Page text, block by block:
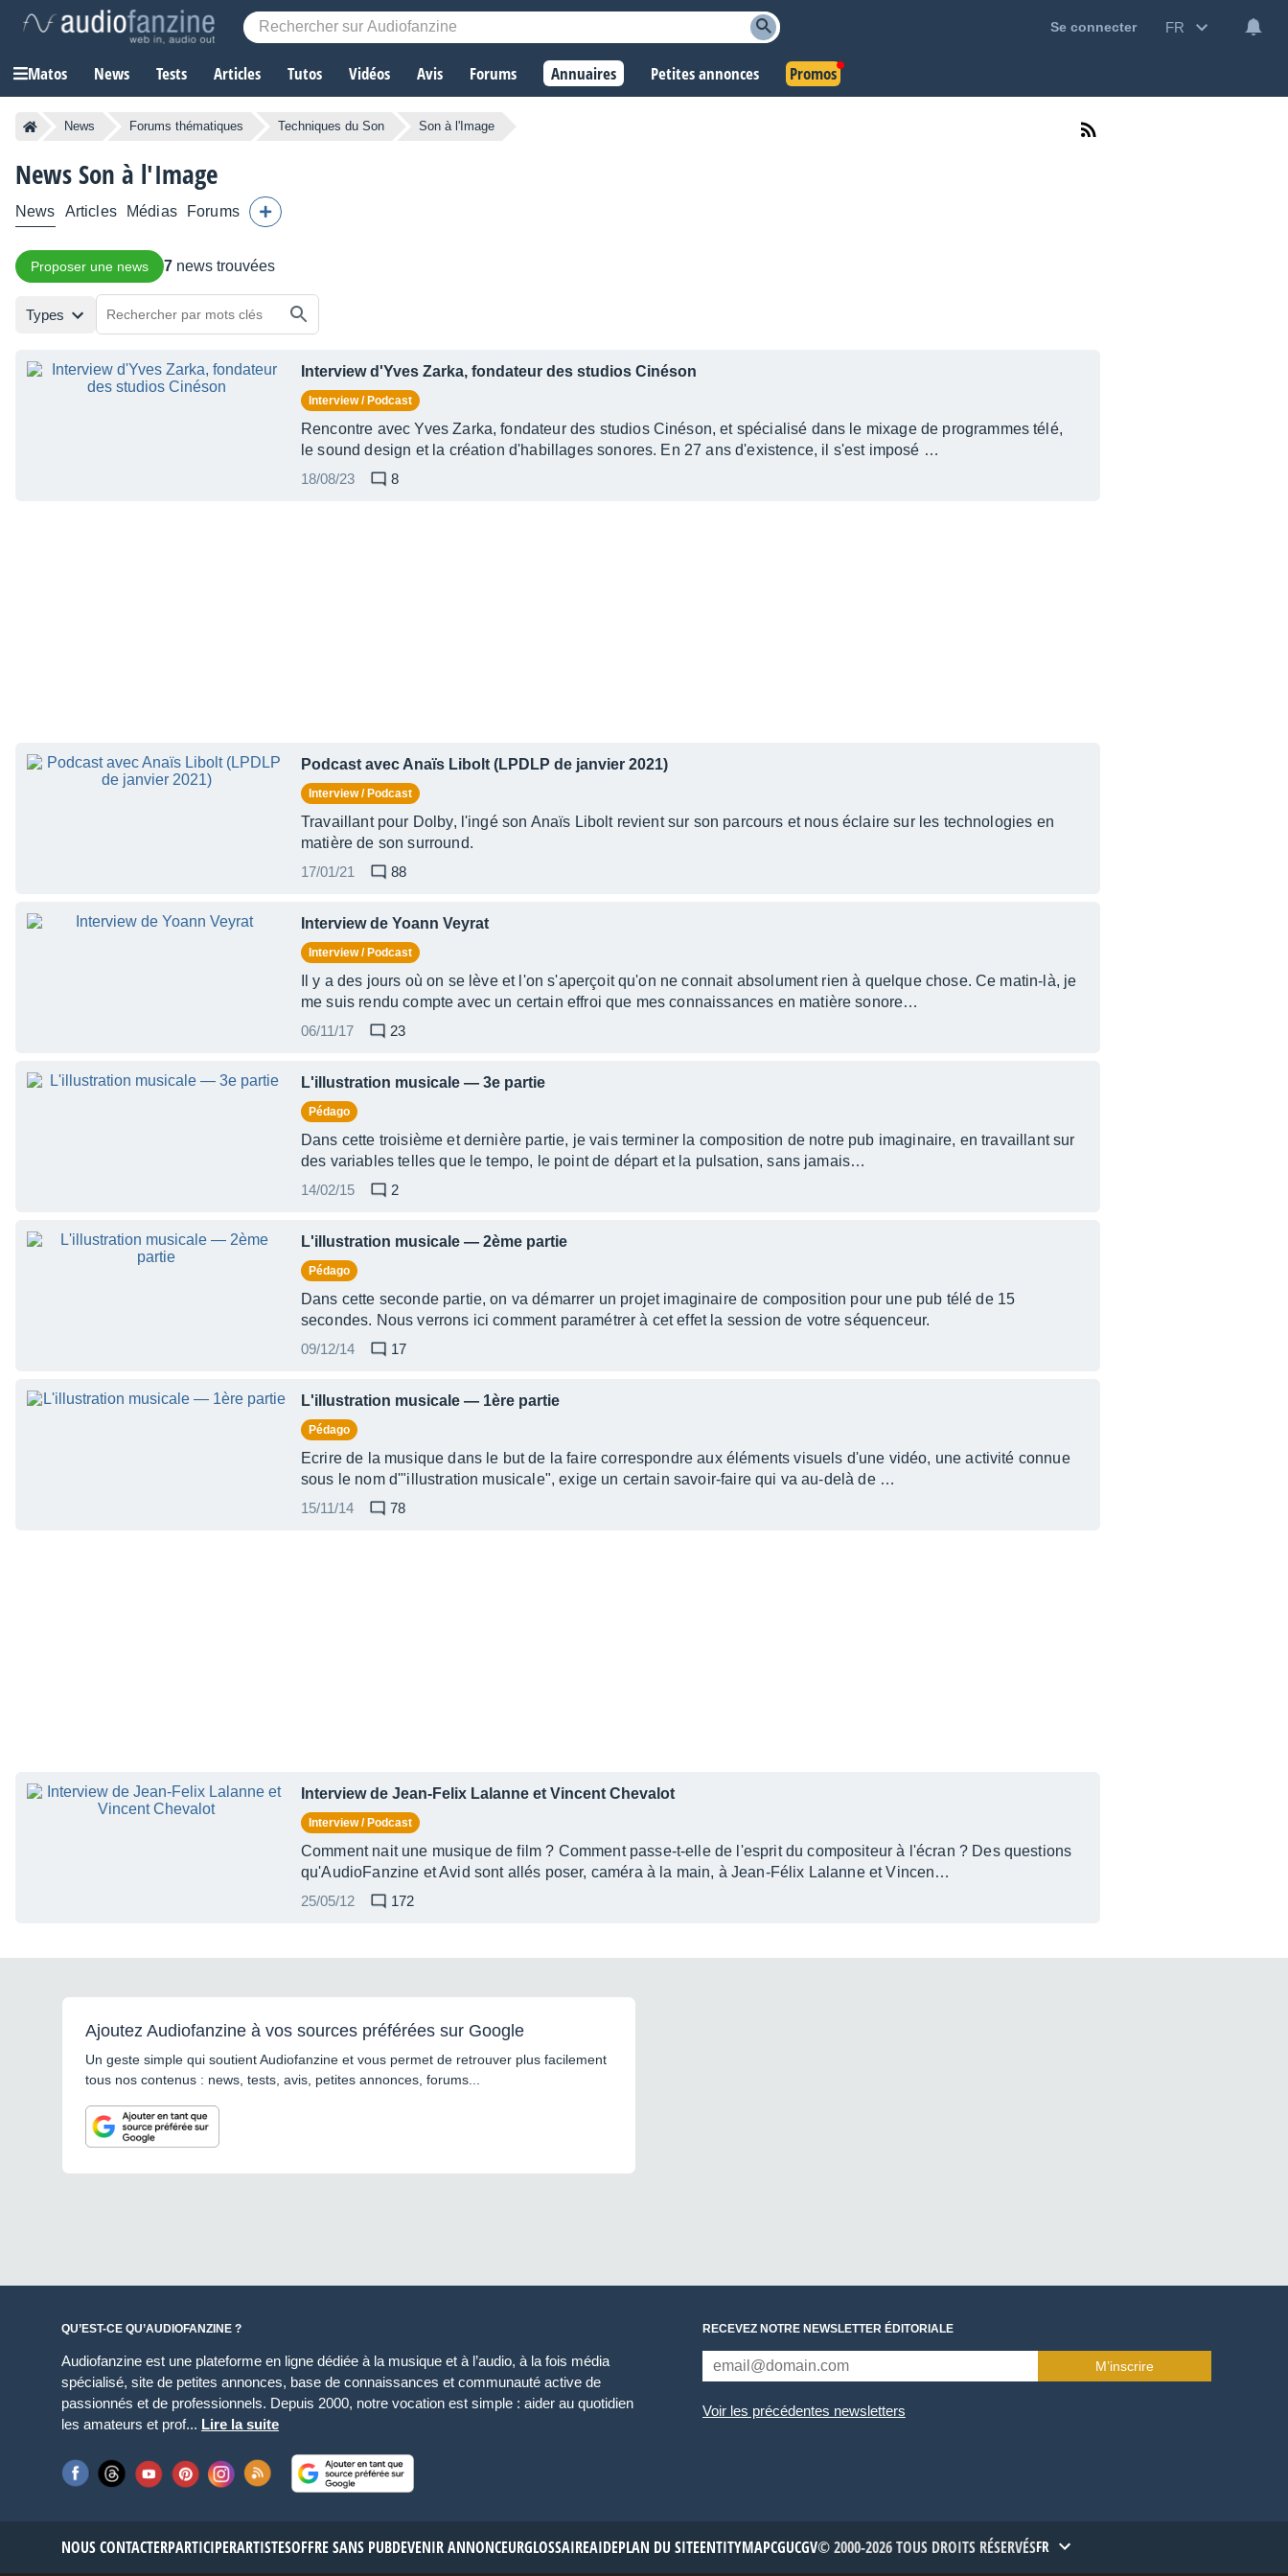
Se connecter FR
Matos News Tests Articles Tutos Vidéos Avis Forums Annuaires Petites annonces Promos
News Forums thématiques Techniques du Son Son à l'Image
News Son à l'Image
News Articles Médias Forums
Proposer une news 7 news trouvées
Types
Interview d'Yves Zarka, fondateur des studios Cinéson
Interview / Podcast
Rencontre avec Yves Zarka, fondateur des studios Cinéson, et spécialisé dans le mixage de programmes télé,
le sound design et la création d'habillages sonores. En 27 ans d'existence, il s'est imposé …
18/08/23
8
Podcast avec Anaïs Libolt (LPDLP de janvier 2021)
Interview / Podcast
Travaillant pour Dolby, l'ingé son Anaïs Libolt revient sur son parcours et nous éclaire sur les technologies en
matière de son surround.
17/01/21
88
Interview de Yoann Veyrat
Interview / Podcast
Il y a des jours où on se lève et l'on s'aperçoit qu'on ne connait absolument rien à quelque chose. Ce matin-là, je
me suis rendu compte avec un certain effroi que mes connaissances en matière sonore…
06/11/17
23
L'illustration musicale — 3e partie
Pédago
Dans cette troisième et dernière partie, je vais terminer la composition de notre pub imaginaire, en travaillant sur
des variables telles que le tempo, le point de départ et la pulsation, sans jamais…
14/02/15
2
L'illustration musicale — 2ème partie
Pédago
Dans cette seconde partie, on va démarrer un projet imaginaire de composition pour une pub télé de 15
secondes. Nous verrons ici comment paramétrer à cet effet la session de votre séquenceur.
09/12/14
17
L'illustration musicale — 1ère partie
Pédago
Ecrire de la musique dans le but de la faire correspondre aux éléments visuels d'une vidéo, une activité connue
sous le nom d'"illustration musicale", exige un certain savoir-faire qui va au-delà de …
15/11/14
78
Interview de Jean-Felix Lalanne et Vincent Chevalot
Interview / Podcast
Comment nait une musique de film ? Comment passe-t-elle de l'esprit du compositeur à l'écran ? Des questions
qu'AudioFanzine et Avid sont allés poser, caméra à la main, à Jean-Félix Lalanne et Vincen…
25/05/12
172
Ajoutez Audiofanzine à vos sources préférées sur Google
Un geste simple qui soutient Audiofanzine et vous permet de retrouver plus facilement
tous nos contenus : news, tests, avis, petites annonces, forums...
QU’EST-CE QU’AUDIOFANZINE ?
Audiofanzine est une plateforme en ligne dédiée à la musique et à l’audio, à la fois média
spécialisé, site de petites annonces, base de connaissances et communauté active de
passionnés et de professionnels. Depuis 2000, notre vocation est simple : aider au quotidien
les amateurs et prof... Lire la suite
RECEVEZ NOTRE NEWSLETTER ÉDITORIALE
M’inscrire
Voir les précédentes newsletters
NOUS CONTACTERPARTICIPERARTISTESOFFRE SANS PUBDEVENIR ANNONCEURGLOSSAIREAIDEPLAN DU SITEENTITYMAPCGUCGV© 2000-2026 TOUS DROITS RÉSERVÉSFR